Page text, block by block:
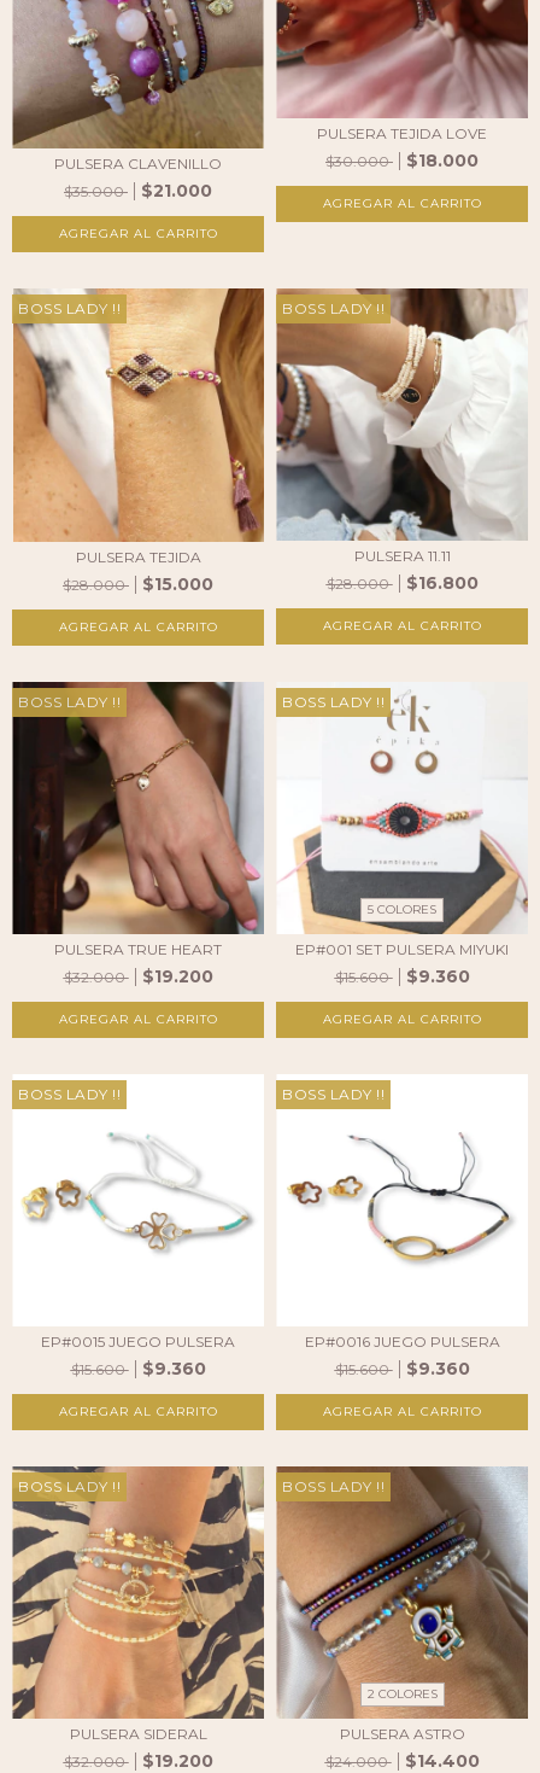
PULSERA CLAVENILLO
$35.000
$21.000
PULSERA TEJIDA LOVE
$30.000
$18.000
BOSS LADY !!
PULSERA TEJIDA
$28.000
$15.000
AGREGAR AL CARRITO
BOSS LADY !!
PULSERA 11.11
$28.000
$16.800
AGREGAR AL CARRITO
BOSS LADY !!
PULSERA TRUE HEART
$32.000
$19.200
BOSS LADY !!
5 COLORES
EP#001 SET PULSERA MIYUKI
$15.600
$9.360
AGREGAR AL CARRITO
BOSS LADY !!
EP#0015 JUEGO PULSERA
$15.600
$9.360
BOSS LADY !!
EP#0016 JUEGO PULSERA
$15.600
$9.360
BOSS LADY !!
PULSERA SIDERAL
$32.000
$19.200
BOSS LADY !!
2 COLORES
PULSERA ASTRO
$24.000
$14.400